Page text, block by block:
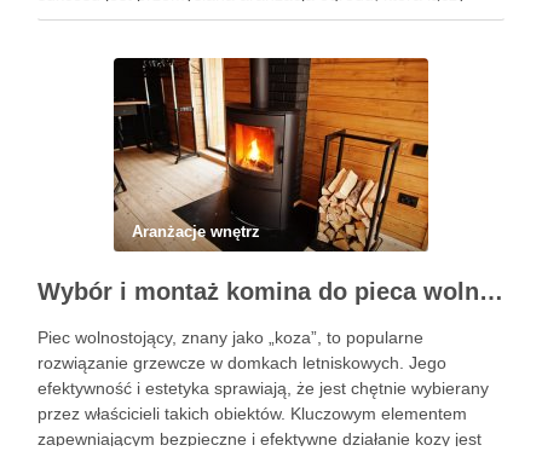
estetykę, funkcjonalność i charakter miejsca. Niezależnie od
Aranżacje wnętrz
Wybór i montaż komina do pieca wolnostojącego w domku letniskowym
Piec wolnostojący, znany jako „koza”, to popularne
rozwiązanie grzewcze w domkach letniskowych. Jego
efektywność i estetyka sprawiają, że jest chętnie wybierany
przez właścicieli takich obiektów. Kluczowym elementem
zapewniającym bezpieczne i efektywne działanie kozy jest